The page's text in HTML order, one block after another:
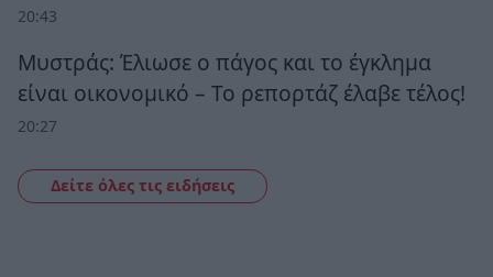
20:43
Μυστράς: Έλιωσε ο πάγος και το έγκλημα
είναι οικονομικό – Το ρεπορτάζ έλαβε τέλος!
20:27
Δείτε όλες τις ειδήσεις